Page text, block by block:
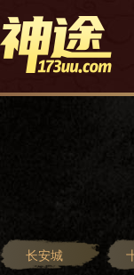
长安城